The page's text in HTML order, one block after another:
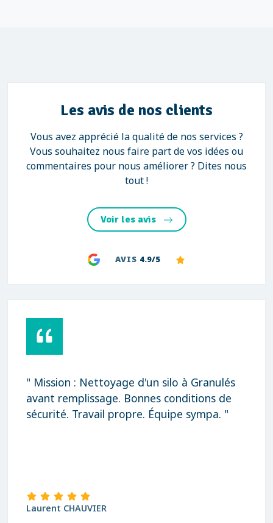
Les avis de nos clients
Vous avez apprécié la qualité de nos services ?
Vous souhaitez nous faire part de vos idées ou
commentaires pour nous améliorer ? Dites nous
tout !
Voir les avis
AVIS 4.9/5
" Mission : Nettoyage d'un silo à Granulés
avant remplissage. Bonnes conditions de
sécurité. Travail propre. Équipe sympa. "
Laurent CHAUVIER